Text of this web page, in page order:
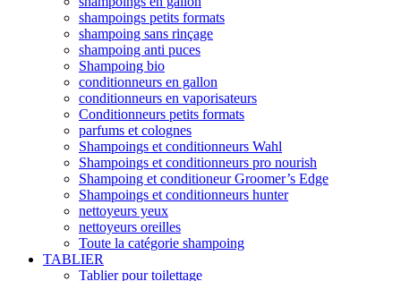
shampoings petits formats
shampoing sans rinçage
shampoing anti puces
Shampoing bio
conditionneurs en gallon
conditionneurs en vaporisateurs
Conditionneurs petits formats
parfums et colognes
Shampoings et conditionneurs Wahl
Shampoings et conditionneurs pro nourish
Shampoing et conditioneur Groomer’s Edge
Shampoings et conditionneurs hunter
nettoyeurs yeux
nettoyeurs oreilles
Toute la catégorie shampoing
TABLIER
Tablier pour toilettage